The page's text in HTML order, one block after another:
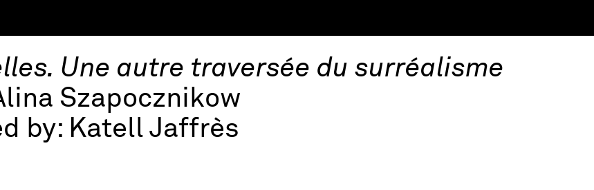
Une autre traversée du surréalisme
Szapocznikow
by: Katell Jaffrès